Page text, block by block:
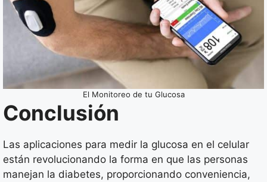
El Monitoreo de tu Glucosa
Conclusión
Las aplicaciones para medir la glucosa en el celular
están revolucionando la forma en que las personas
manejan la diabetes, proporcionando conveniencia,